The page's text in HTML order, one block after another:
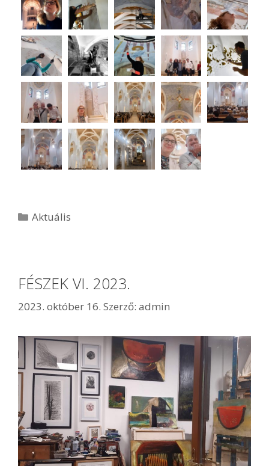
Aktuális
FÉSZEK VI. 2023.
2023. október 16. Szerző: admin